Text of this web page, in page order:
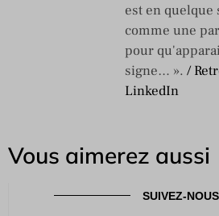
est en quelque
comme une
pour
signe… ». /
LinkedIn
Vous aimerez aussi
SUIVEZ-NOUS